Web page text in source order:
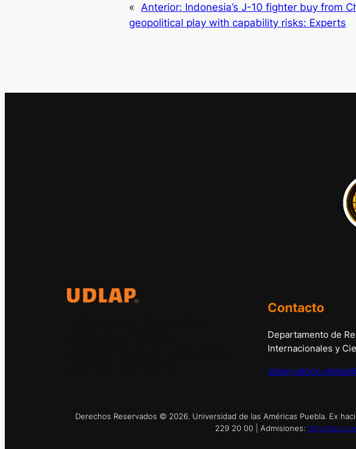
« Anterior: Indonesia’s J-10 fighter buy from
geopolitical play with capability risks: Experts
Contacto
Departamento de
Internacionales y
Derechos Reservados © 2026. Universidad de las Américas Puebla. Ex
229 20 00 | Admisiones: